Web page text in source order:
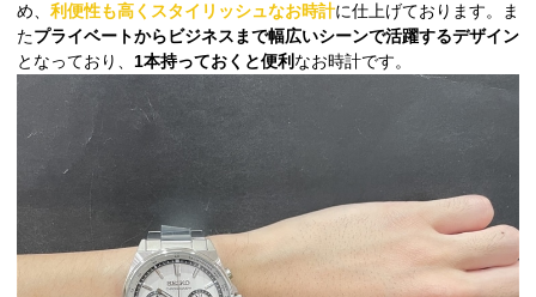
め、 利便性も高くスタイリッシュなお時計に仕上げております。ま
たプライベートからビジネスまで幅広いシーンで活躍するデザイン
となっており、 1本持っておくと便利 なお時計です。